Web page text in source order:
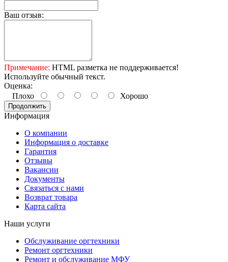
Ваш отзыв:
Примечание: HTML разметка не поддерживается!
Используйте обычный текст.
Оценка:
Плохо
Хорошо
Продолжить
Информация
О компании
Информация о доставке
Гарантия
Отзывы
Вакансии
Документы
Связаться с нами
Возврат товара
Карта сайта
Наши услуги
Обслуживание оргтехники
Ремонт оргтехники
Ремонт и обслуживание МФУ